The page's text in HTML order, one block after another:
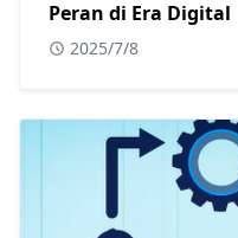
Peran di Era Digital
2025/7/8